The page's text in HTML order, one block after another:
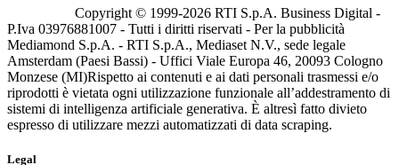
Copyright © 1999-2026 RTI S.p.A. Business Digital -
P.Iva 03976881007 - Tutti i diritti riservati - Per la pubblicità
Mediamond S.p.A. - RTI S.p.A., Mediaset N.V., sede legale
Amsterdam (Paesi Bassi) - Uffici Viale Europa 46, 20093 Cologno
Monzese (MI)Rispetto ai contenuti e ai dati personali trasmessi e/o
riprodotti è vietata ogni utilizzazione funzionale all’addestramento di
sistemi di intelligenza artificiale generativa. È altresì fatto divieto
espresso di utilizzare mezzi automatizzati di data scraping.
Legal